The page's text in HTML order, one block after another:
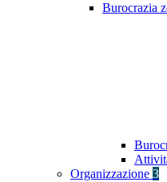
Burocrazia
Organizzazione 3